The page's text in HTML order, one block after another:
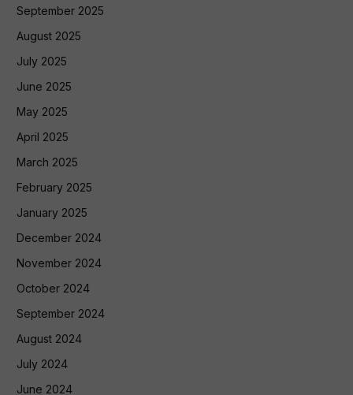
September 2025
August 2025
July 2025
June 2025
May 2025
April 2025
March 2025
February 2025
January 2025
December 2024
November 2024
October 2024
September 2024
August 2024
July 2024
June 2024